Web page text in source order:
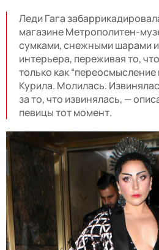
Леди Гага
магазине Метрополитен-
сумками, снежными шарами
интерьера, переживая то,
только как “переосмысление
Курила. Молилась.
за то, что извинялась, —
певицы тот момент.